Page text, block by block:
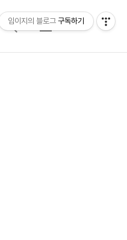
검
메
임이지의 블로그 구독하기